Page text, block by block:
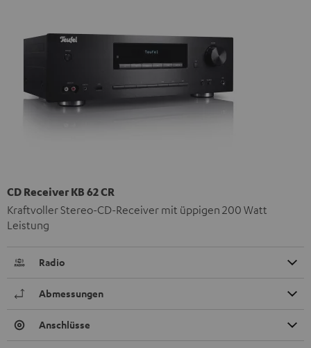
CD Receiver KB 62 CR
Kraftvoller Stereo-CD-Receiver mit üppigen 200 Watt
Leistung
Radio
Abmessungen
Anschlüsse